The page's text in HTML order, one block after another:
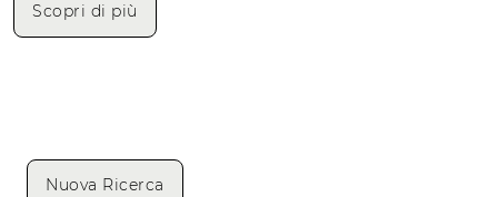
Scopri di più
Nuova Ricerca